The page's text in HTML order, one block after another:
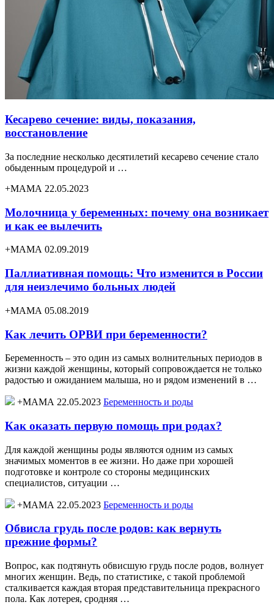
Кесарево сечение: виды, показания,
восстановление
За последние несколько десятилетий кесарево сечение стало
обыденным процедурой и …
+МАМА 22.05.2023
Молочница у беременных: почему она возникает
и как ее вылечить
+МАМА 02.09.2019
Паллиативная помощь: Что изменится в России
для неизлечимо больных людей
+МАМА 05.08.2019
Как лечить ОРВИ при беременности?
Беременность – это один из самых волнительных периодов в
жизни каждой женщины, который сопровождается не только
радостью и ожиданием малыша, но и рядом изменений в …
+МАМА 22.05.2023 Беременность и роды
Как оказать первую помощь при родах?
Для каждой женщины роды являются одним из самых
значимых моментов в ее жизни. Но даже при хорошей
подготовке и контроле со стороны медицинских
специалистов, ситуации …
+МАМА 22.05.2023 Беременность и роды
Обвисла грудь после родов: как вернуть
прежние формы?
Вопрос, как подтянуть обвисшую грудь после родов, волнует
многих женщин. Ведь, по статистике, с такой проблемой
сталкивается каждая вторая представительница прекрасного
пола. Как лотерея, сродняя …